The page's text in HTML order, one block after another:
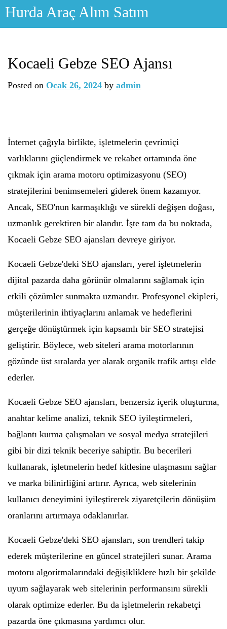
Skip
Hurda Araç Alım Satım
Kocaeli Gebze SEO Ajansı
Posted on Ocak 26, 2024 by admin
İnternet çağıyla birlikte, işletmelerin çevrimiçi
varlıklarını güçlendirmek ve rekabet ortamında öne
çıkmak için arama motoru optimizasyonu (SEO)
stratejilerini benimsemeleri giderek önem kazanıyor.
Ancak, SEO'nun karmaşıklığı ve sürekli değişen doğası,
uzmanlık gerektiren bir alandır. İşte tam da bu noktada,
Kocaeli Gebze SEO ajansları devreye giriyor.
Kocaeli Gebze'deki SEO ajansları, yerel işletmelerin
dijital pazarda daha görünür olmalarını sağlamak için
etkili çözümler sunmakta uzmandır. Profesyonel ekipleri,
müşterilerinin ihtiyaçlarını anlamak ve hedeflerini
gerçeğe dönüştürmek için kapsamlı bir SEO stratejisi
geliştirir. Böylece, web siteleri arama motorlarının
gözünde üst sıralarda yer alarak organik trafik artışı elde
ederler.
Kocaeli Gebze SEO ajansları, benzersiz içerik oluşturma,
anahtar kelime analizi, teknik SEO iyileştirmeleri,
bağlantı kurma çalışmaları ve sosyal medya stratejileri
gibi bir dizi teknik beceriye sahiptir. Bu becerileri
kullanarak, işletmelerin hedef kitlesine ulaşmasını sağlar
ve marka bilinirliğini artırır. Ayrıca, web sitelerinin
kullanıcı deneyimini iyileştirerek ziyaretçilerin dönüşüm
oranlarını artırmaya odaklanırlar.
Kocaeli Gebze'deki SEO ajansları, son trendleri takip
ederek müşterilerine en güncel stratejileri sunar. Arama
motoru algoritmalarındaki değişikliklere hızlı bir şekilde
uyum sağlayarak web sitelerinin performansını sürekli
olarak optimize ederler. Bu da işletmelerin rekabetçi
pazarda öne çıkmasına yardımcı olur.